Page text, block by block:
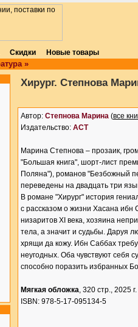
Скидки Новые товары
»
Хирург. Степнова
Автор: Степнова Марина (все
Издательство: АСТ
Марина Степнова – прозаик,
"Большая книга", шорт-лист
Поляна"), романов "Безбожный
переведены на двадцать три
В романе "Хирург" история
с рассказом о жизни Хасана ибн
низаритов ХI века, хозяина
тела, а значит и судьбы. Даруя
хрящи да кожу. Ибн Саббах
неугодных. Оба чувствуют себя
способно поразить избранных
Мягкая обложка, 320 стр., 2025 г.
ISBN: 978-5-17-095134-5